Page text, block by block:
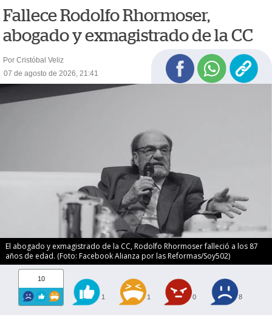
Fallece Rodolfo Rhormoser,
abogado y exmagistrado de la CC
Por Cristóbal Veliz
07 de agosto de 2026, 21:41
El abogado y exmagistrado de la CC, Rodolfo Rhormoser falleció a los 87
años de edad. (Foto: Facebook Alianza por las Reformas/Soy502)
10
1 1 0 8